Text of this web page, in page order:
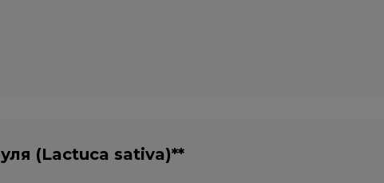
(Lactuca sativa)**